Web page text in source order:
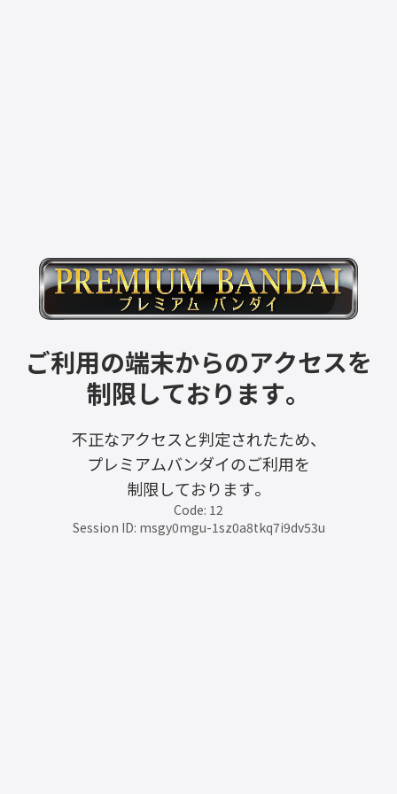
ご利用の端末からのアクセスを
制限しております。
不正なアクセスと判定されたため、
プレミアムバンダイのご利用を
制限しております。
Code: 12
Session ID: msgy0mgu-1sz0a8tkq7i9dv53u